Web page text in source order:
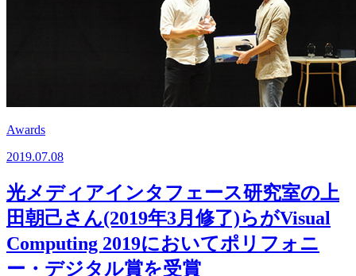
Awards
2019.07.08
光メディアインタフェース研究室の上
田朝己さん(2019年3月修了)らがVisual
Computing 2019においてポリフォニ
ー・デジタル賞を受賞